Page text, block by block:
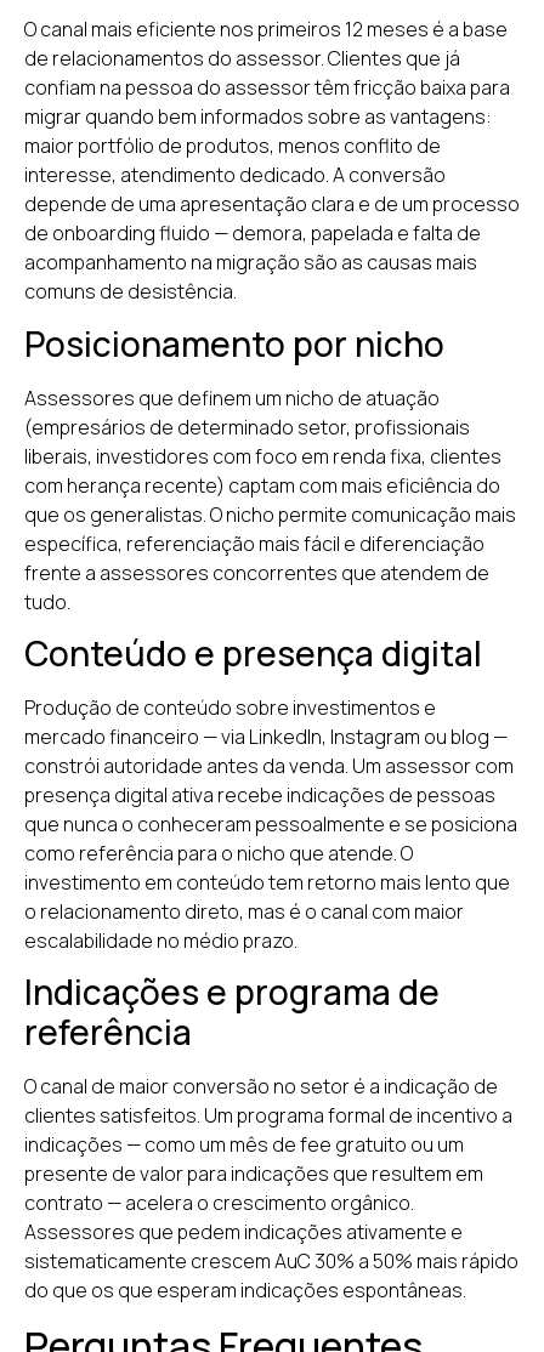
O canal mais eficiente nos primeiros 12 meses é a base
de relacionamentos do assessor. Clientes que já
confiam na pessoa do assessor têm fricção baixa para
migrar quando bem informados sobre as vantagens:
maior portfólio de produtos, menos conflito de
interesse, atendimento dedicado. A conversão
depende de uma apresentação clara e de um processo
de onboarding fluido — demora, papelada e falta de
acompanhamento na migração são as causas mais
comuns de desistência.
Posicionamento por nicho
Assessores que definem um nicho de atuação
(empresários de determinado setor, profissionais
liberais, investidores com foco em renda fixa, clientes
com herança recente) captam com mais eficiência do
que os generalistas. O nicho permite comunicação mais
específica, referenciação mais fácil e diferenciação
frente a assessores concorrentes que atendem de
tudo.
Conteúdo e presença digital
Produção de conteúdo sobre investimentos e
mercado financeiro — via LinkedIn, Instagram ou blog —
constrói autoridade antes da venda. Um assessor com
presença digital ativa recebe indicações de pessoas
que nunca o conheceram pessoalmente e se posiciona
como referência para o nicho que atende. O
investimento em conteúdo tem retorno mais lento que
o relacionamento direto, mas é o canal com maior
escalabilidade no médio prazo.
Indicações e programa de
referência
O canal de maior conversão no setor é a indicação de
clientes satisfeitos. Um programa formal de incentivo a
indicações — como um mês de fee gratuito ou um
presente de valor para indicações que resultem em
contrato — acelera o crescimento orgânico.
Assessores que pedem indicações ativamente e
sistematicamente crescem AuC 30% a 50% mais rápido
do que os que esperam indicações espontâneas.